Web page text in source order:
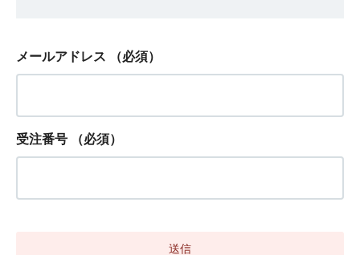
メールアドレス （必須）
受注番号 （必須）